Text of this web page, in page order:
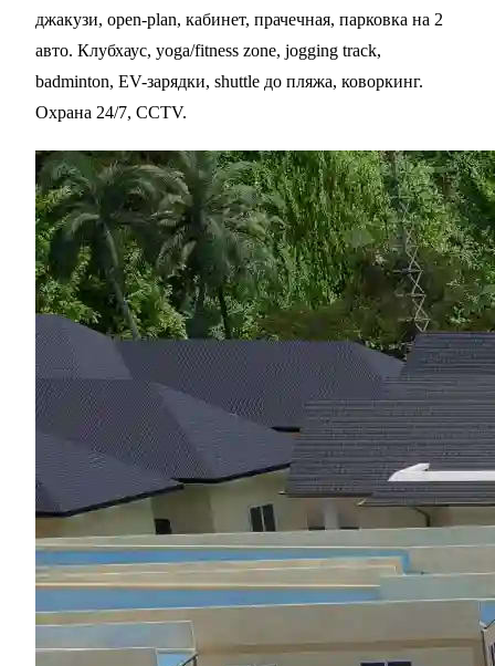
джакузи, open-plan, кабинет, прачечная, парковка на 2
авто. Клубхаус, yoga/fitness zone, jogging track,
badminton, EV-зарядки, shuttle до пляжа, коворкинг.
Охрана 24/7, CCTV.